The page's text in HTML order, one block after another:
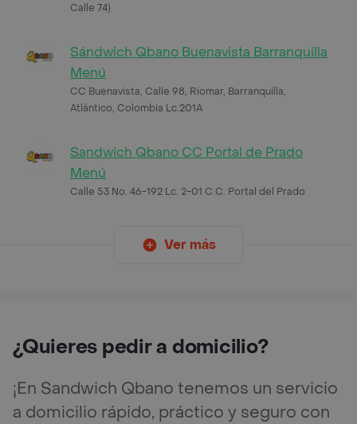
Calle 74)
Sándwich Qbano Buenavista Barranquilla
Menú
CC Buenavista, Calle 98, Riomar, Barranquilla,
Atlántico, Colombia Lc.201A
Sandwich Qbano CC Portal de Prado
Menú
Calle 53 No. 46-192 Lc. 2-01 C.C. Portal del Prado
Ver más
¿Quieres pedir a domicilio?
¡En Sandwich Qbano tenemos un servicio
a domicilio rápido, práctico y seguro con